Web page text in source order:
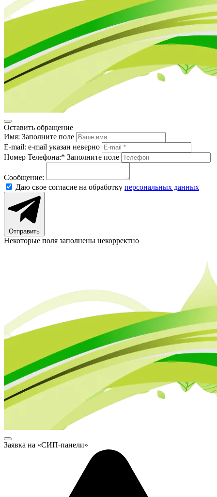
Оставить обращение
Имя: Заполните поле
E-mail: e-mail указан неверно
Номер Телефона:* Заполните поле
Сообщение:
Даю свое согласие на обработку персональных данных
Отправить
Некоторые поля заполнены некорректно
Заявка на «СИП-панели»